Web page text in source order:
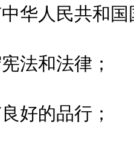
人民共和国
和法律；
的品行；